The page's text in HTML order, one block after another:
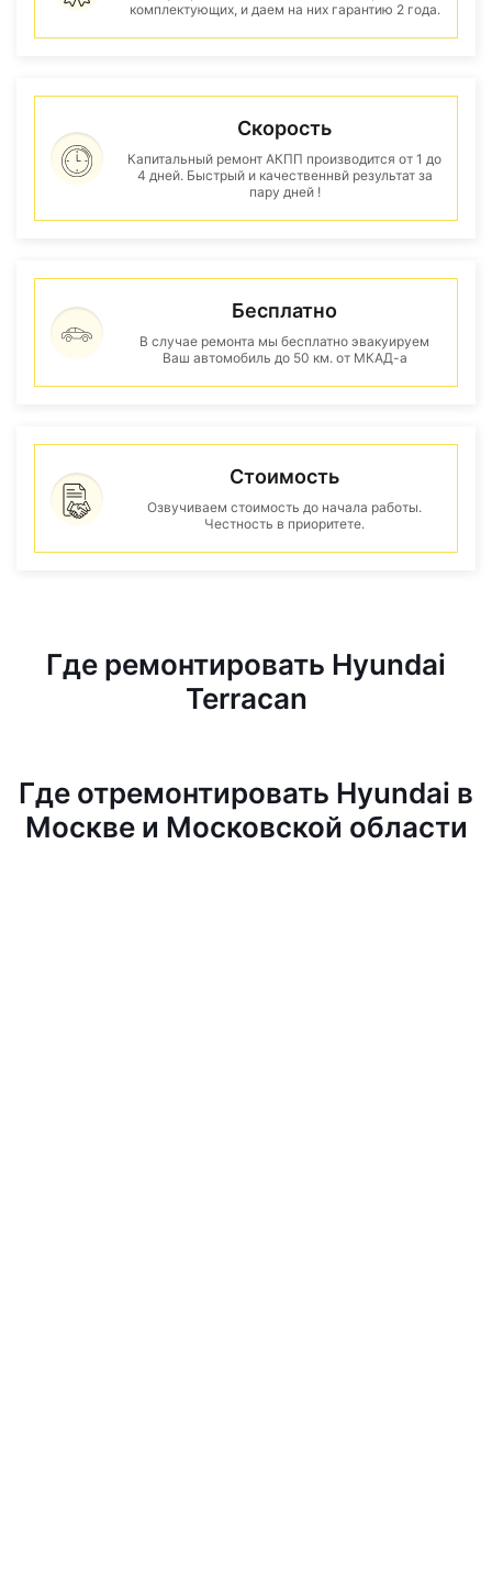
комплектующих, и даем на них гарантию 2 года.
Скорость
Капитальный ремонт АКПП производится от 1 до
4 дней. Быстрый и качественнвй результат за
пару дней !
Бесплатно
В случае ремонта мы бесплатно эвакуируем
Ваш автомобиль до 50 км. от МКАД-а
Стоимость
Озвучиваем стоимость до начала работы.
Честность в приоритете.
Где ремонтировать Hyundai
Terracan
Где отремонтировать Hyundai в
Москве и Московской области